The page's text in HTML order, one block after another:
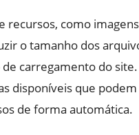
recursos, como
o tamanho dos
carregamento do
disponíveis que podem
de forma automática.